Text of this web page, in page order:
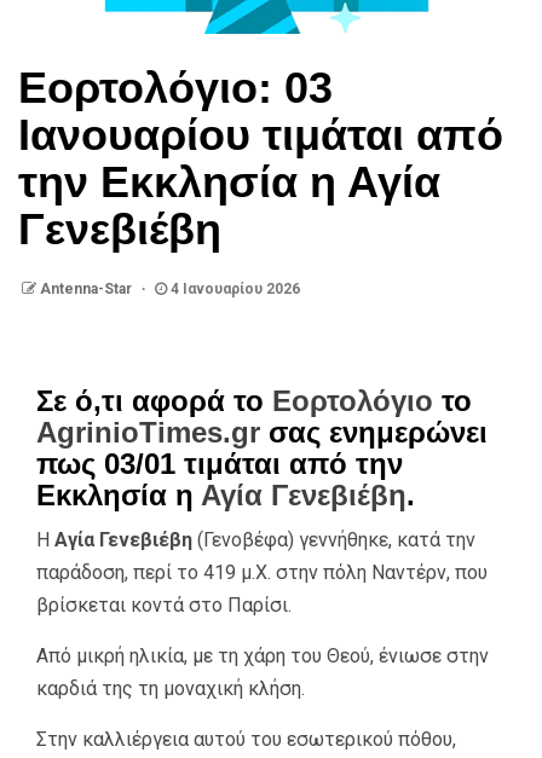
Εορτολόγιο: 03
Ιανουαρίου τιμάται από
την Εκκλησία η Αγία
Γενεβιέβη
Antenna-Star 4 Ιανουαρίου 2026
Σε ό,τι αφορά το Εορτολόγιο το
AgrinioTimes.gr σας ενημερώνει
πως 03/01 τιμάται από την
Εκκλησία η Αγία Γενεβιέβη.
Η Αγία Γενεβιέβη (Γενοβέφα) γεννήθηκε, κατά την
παράδοση, περί το 419 μ.Χ. στην πόλη Ναντέρν, που
βρίσκεται κοντά στο Παρίσι.
Από μικρή ηλικία, με τη χάρη του Θεού, ένιωσε στην
καρδιά της τη μοναχική κλήση.
Στην καλλιέργεια αυτού του εσωτερικού πόθου,